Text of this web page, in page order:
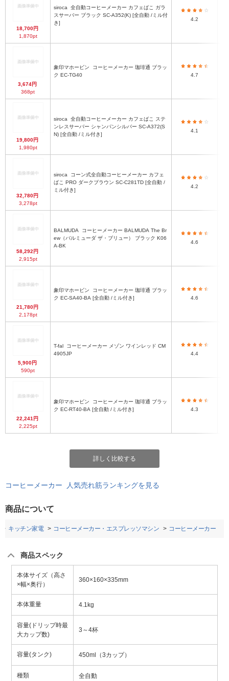
18,700円
1,870pt
siroca
スサーバー ブラック SC-A352(K) [全自動 /ミル付
き]
4.2
3,674円
368pt
象印マホービン
ク EC-TG40
4.7
19,800円
1,980pt
siroca
ンレスサーバー シャンパンシルバー SC-A372(S
N) [全自動 /ミル付き]
4.1
32,780円
3,278pt
siroca
ばこ PRO ダークブラウン SC-C281TD [全自動 /
ミル付き]
4.2
58,292円
2,915pt
BALMUDA
ew（バルミューダ ザ・ブリュー） ブラック K06
A-BK
4.6
21,780円
2,178pt
象印マホービン
ク EC-SA40-BA [全自動 /ミル付き]
4.6
5,900円
590pt
T-fal
4905JP
4.4
22,241円
2,225pt
象印マホービン
ク EC-RT40-BA [全自動 /ミル付き]
4.3
詳しく比較する
コーヒーメーカー 人気売れ筋ランキングを見る
商品について
キッチン家電 コーヒーメーカー・エスプレッソマシン コーヒーメーカー
商品スペック
本体サイズ（高さ
×幅×奥行）
360×160×335mm
本体重量 4.1kg
容量(ドリップ時最
大カップ数)
3～4杯
容量(タンク) 450ml（3カップ）
種類 全自動